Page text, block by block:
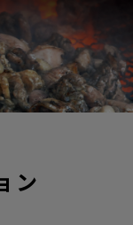
ン